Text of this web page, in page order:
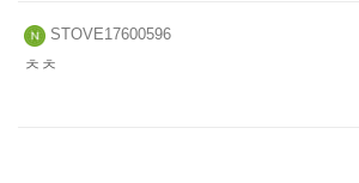
STOVE17600596
ㅊㅊ